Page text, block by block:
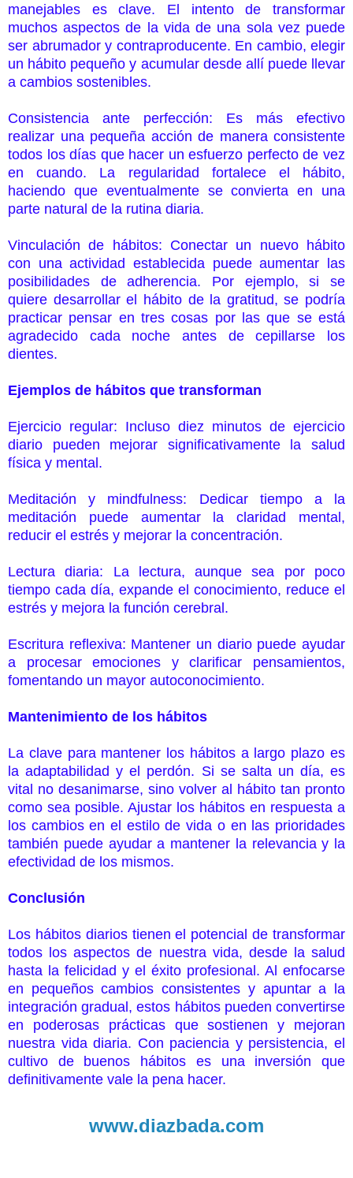
manejables es clave. El intento de transformar
muchos aspectos de la vida de una sola vez puede
ser abrumador y contraproducente. En cambio, elegir
un hábito pequeño y acumular desde allí puede llevar
a cambios sostenibles.
Consistencia ante perfección: Es más efectivo
realizar una pequeña acción de manera consistente
todos los días que hacer un esfuerzo perfecto de vez
en cuando. La regularidad fortalece el hábito,
haciendo que eventualmente se convierta en una
parte natural de la rutina diaria.
Vinculación de hábitos: Conectar un nuevo hábito
con una actividad establecida puede aumentar las
posibilidades de adherencia. Por ejemplo, si se
quiere desarrollar el hábito de la gratitud, se podría
practicar pensar en tres cosas por las que se está
agradecido cada noche antes de cepillarse los
dientes.
Ejemplos de hábitos que transforman
Ejercicio regular: Incluso diez minutos de ejercicio
diario pueden mejorar significativamente la salud
física y mental.
Meditación y mindfulness: Dedicar tiempo a la
meditación puede aumentar la claridad mental,
reducir el estrés y mejorar la concentración.
Lectura diaria: La lectura, aunque sea por poco
tiempo cada día, expande el conocimiento, reduce el
estrés y mejora la función cerebral.
Escritura reflexiva: Mantener un diario puede ayudar
a procesar emociones y clarificar pensamientos,
fomentando un mayor autoconocimiento.
Mantenimiento de los hábitos
La clave para mantener los hábitos a largo plazo es
la adaptabilidad y el perdón. Si se salta un día, es
vital no desanimarse, sino volver al hábito tan pronto
como sea posible. Ajustar los hábitos en respuesta a
los cambios en el estilo de vida o en las prioridades
también puede ayudar a mantener la relevancia y la
efectividad de los mismos.
Conclusión
Los hábitos diarios tienen el potencial de transformar
todos los aspectos de nuestra vida, desde la salud
hasta la felicidad y el éxito profesional. Al enfocarse
en pequeños cambios consistentes y apuntar a la
integración gradual, estos hábitos pueden convertirse
en poderosas prácticas que sostienen y mejoran
nuestra vida diaria. Con paciencia y persistencia, el
cultivo de buenos hábitos es una inversión que
definitivamente vale la pena hacer.
www.diazbada.com